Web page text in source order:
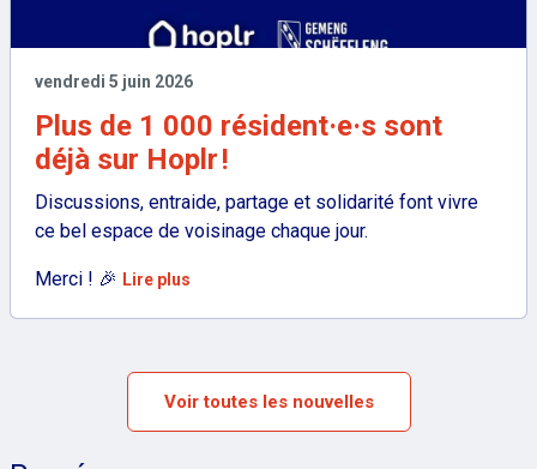
vendredi 5 juin 2026
Plus de 1 000 résident·e·s sont
déjà sur Hoplr !
Discussions, entraide, partage et solidarité font vivre
ce bel espace de voisinage chaque jour.
Merci ! 🎉 Lire plus
Voir toutes les nouvelles